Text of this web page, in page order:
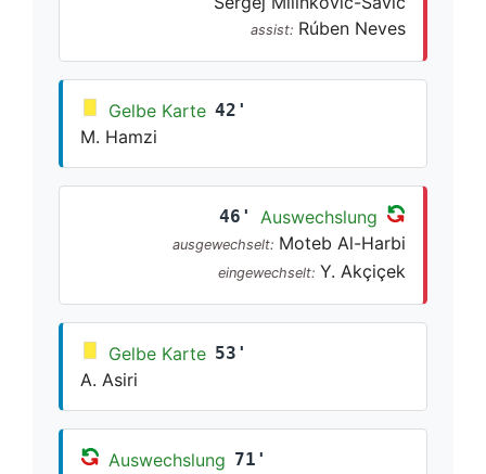
assist: Rúben Neves
Gelbe Karte 42'
M. Hamzi
46' Auswechslung
ausgewechselt: Moteb Al-Harbi
eingewechselt: Y. Akçiçek
Gelbe Karte 53'
A. Asiri
Auswechslung 71'